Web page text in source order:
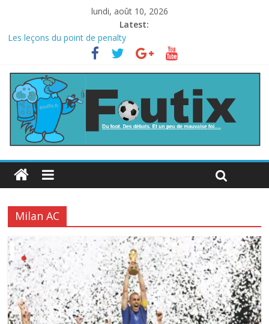
lundi, août 10, 2026
Latest:
Les leçons du point de penalty
Le football italien retombe dans le chaos
La FIFA veut vendre une part de la Coupe du monde à des fonds
privés, la planète football s’insurge
Les curiosités de la Coupe du monde
L’Inde et la Chine, trop mauvais au football ?
Milan AC